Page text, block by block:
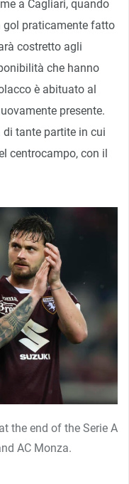
a Cagliari, quando
praticamente fatto
costretto agli
che hanno
è abituato al
presente.
di tante partite in cui
centrocampo, con il
the end of the Serie A
AC Monza.